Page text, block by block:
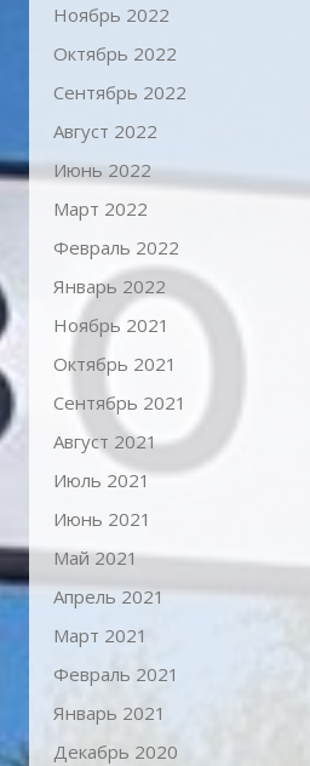
Ноябрь 2022
Октябрь 2022
Сентябрь 2022
Август 2022
Июнь 2022
Март 2022
Февраль 2022
Январь 2022
Ноябрь 2021
Октябрь 2021
Сентябрь 2021
Август 2021
Июль 2021
Июнь 2021
Май 2021
Апрель 2021
Март 2021
Февраль 2021
Январь 2021
Декабрь 2020